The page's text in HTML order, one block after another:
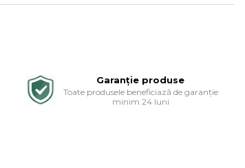
Garanție produse
Toate produsele beneficiază de garanție
minim 24 luni